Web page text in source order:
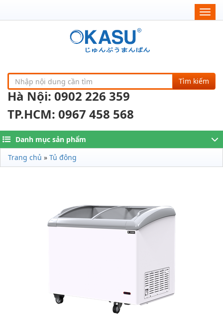
Tìm kiếm
Hà Nội: 0902 226 359
TP.HCM: 0967 458 568
Danh mục sản phẩm
Trang chủ » Tủ đông